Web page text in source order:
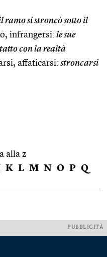
ramo si stroncò sotto il
infrangersi: le sue
con la realtà
affaticarsi: stroncarsi
alla z
K L M N O P Q
PUBBLICITÀ